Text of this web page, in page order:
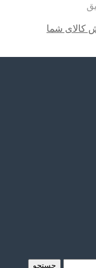
کالای شما
جستجو